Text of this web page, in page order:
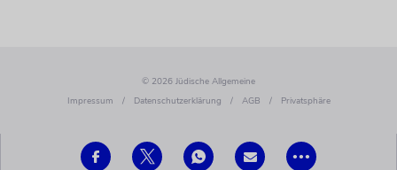
•••
© 2026 Jüdische Allgemeine
Impressum
/ Datenschutzerklärung / AGB / Privatsphäre